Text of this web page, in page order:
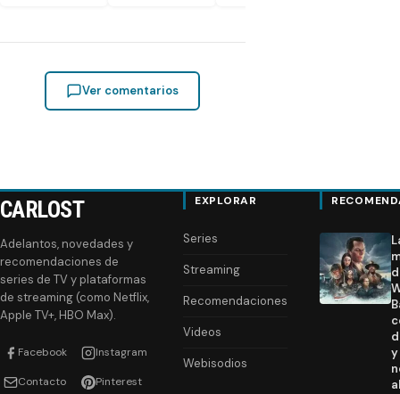
Ver comentarios
CARLOST
Adelantos, novedades y
recomendaciones de
series de TV y plataformas
de streaming (como Netflix,
Apple TV+, HBO Max).
Facebook Instagram
Contacto Pinterest
EXPLORAR
Series
Streaming
Recomendaciones
Videos
Webisodios
y